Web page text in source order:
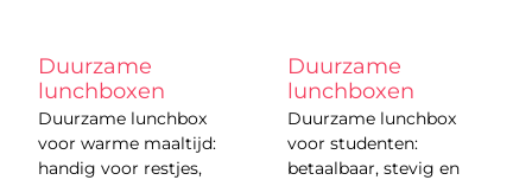
Duurzame
lunchboxen
Duurzame lunchbox
voor warme maaltijd:
handig voor restjes,
Duurzame
lunchboxen
Duurzame lunchbox
voor studenten:
betaalbaar, stevig en